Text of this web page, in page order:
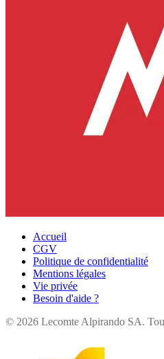
Accueil
CGV
Politique de confidentialité
Mentions légales
Vie privée
Besoin d'aide ?
© 2026 Lecomte Alpirando SA.